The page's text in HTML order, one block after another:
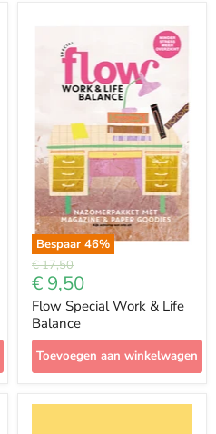
Bespaar 46%
Prijs
€ 17,50
Met
korting
€ 9,50
Flow Special Work & Life
Balance
Toevoegen aan winkelwagen